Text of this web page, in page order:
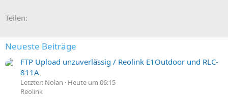
Teilen:
Neueste Beiträge
FTP Upload unzuverlässig / Reolink E1Outdoor und RLC-
811A
Letzter: Nolan
Heute um 06:15
Reolink